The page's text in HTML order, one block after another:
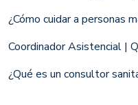
¿Cómo cuidar a personas
Coordinador Asistencial |
¿Qué es un consultor